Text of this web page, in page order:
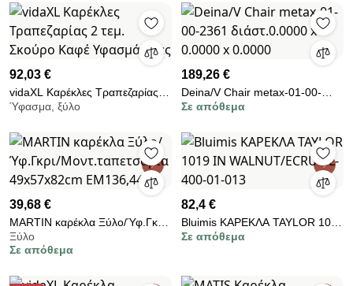
92,03 €
vidaXL Καρέκλες Τραπεζαρίας 2
τεμ. Σκούρο Καφέ Υφασμάτινες
Ύφασμα, ξύλο
189,26 €
Deina/V Chair metax-01-00-
2361 διάστ.0.0000 x 0.0000 x
Σε απόθεμα
39,68 €
MARTIN καρέκλα Ξύλο/Ύφ.Γκρι/
Μοντ.ταπετσαρία 49x57x82cm
ΕΜ136,44F
Ξύλο
Σε απόθεμα
82,4 €
Bluimis ΚΑΡΕΚΛΑ TAYLOR 1019
IN WALNUT/ECRU BL-400-01-
Σε απόθεμα